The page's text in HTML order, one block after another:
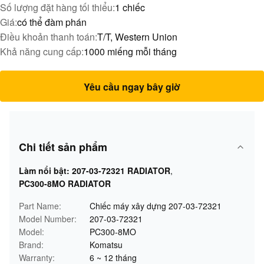
Số lượng đặt hàng tối thiểu:1 chiếc
Giá:có thể đàm phán
Điều khoản thanh toán:T/T, Western Union
Khả năng cung cấp:1000 miếng mỗi tháng
Yêu cầu ngay bây giờ
Chi tiết sản phẩm
Làm nổi bật: 207-03-72321 RADIATOR,
PC300-8MO RADIATOR
Part Name:
Chiếc máy xây dựng 207-03-72321
Model Number:
207-03-72321
Model:
PC300-8MO
Brand:
Komatsu
Warranty:
6 ~ 12 tháng